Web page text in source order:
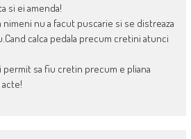
si ei amenda!
nu a facut puscarie si se distreaza
calca pedala precum cretini atunci
sa fiu cretin precum e pliana